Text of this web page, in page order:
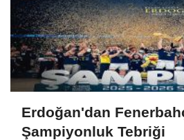
Erdoğan'dan
Şampiyonluk Tebriği